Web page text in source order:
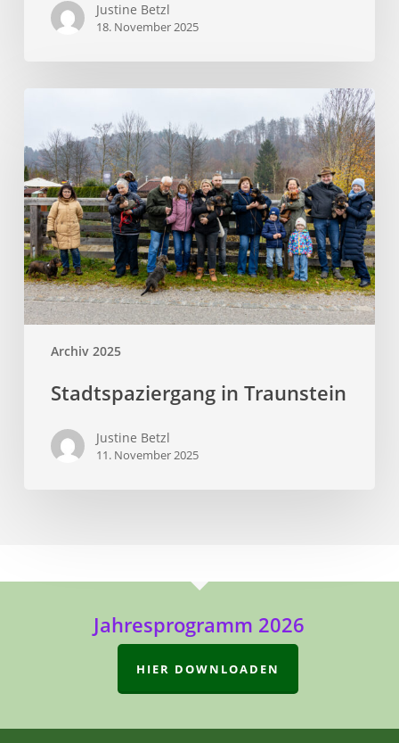
Justine Betzl
18. November 2025
Archiv 2025
Stadtspaziergang in Traunstein
Justine Betzl
11. November 2025
Jahresprogramm 2026
HIER DOWNLOADEN